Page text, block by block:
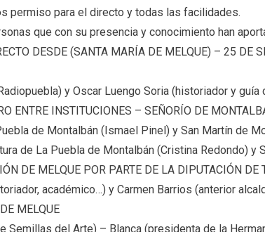
MARÍA
DE
permiso para el directo y todas las facilidades.
que con su presencia y conocimiento han
DESDE (SANTA MARÍA DE MELQUE) – 25 DE
y Oscar Luengo Soria (historiador y
ENTRE INSTITUCIONES – SEÑORÍO DE
de Montalbán (Ismael Pinel) y San Martín de
de La Puebla de Montalbán (Cristina Redondo) y
DE MELQUE POR PARTE DE LA DIPUTACIÓN DE
académico…) y Carmen Barrios (anterior
MELQUE
Semillas del Arte) – Blanca (presidenta de la